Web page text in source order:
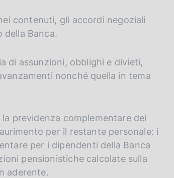
contenuti, gli accordi negoziali
Banca.
di assunzioni, obblighi e divieti,
nonché quella in tema
la previdenza complementare dei
per il restante personale: i
per i dipendenti della Banca
pensionistiche calcolate sulla
aderente.